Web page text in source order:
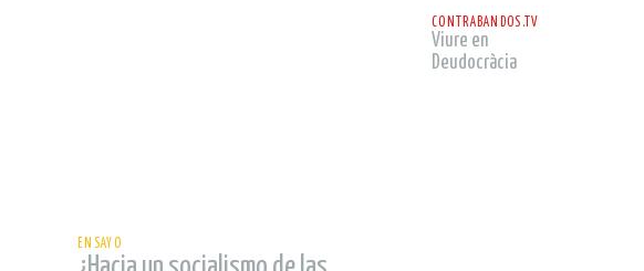
ENSAYO
CONTRABANDOS.TV
Viure en
Deudocràcia